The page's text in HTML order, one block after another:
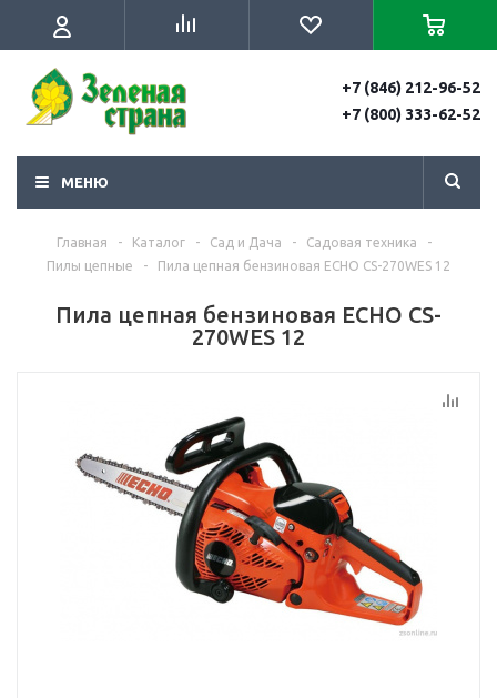
+7 (846) 212-96-52
+7 (800) 333-62-52
МЕНЮ
Главная - Каталог - Сад и Дача - Садовая техника
-
Пилы цепные
- Пила цепная бензиновая ECHO CS-270WES 12
Пила цепная бензиновая ECHO CS-
270WES 12